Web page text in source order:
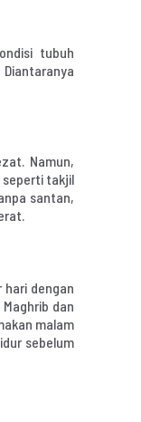
tubuh
Namun,
seperti takjil
santan,
dengan
dan
malam
sebelum